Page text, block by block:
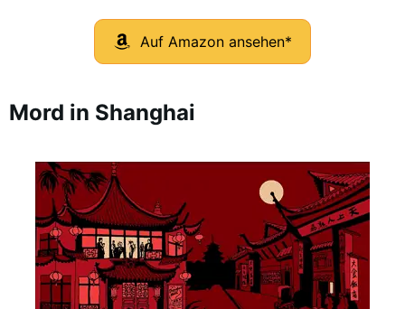
Auf Amazon ansehen*
Mord in Shanghai